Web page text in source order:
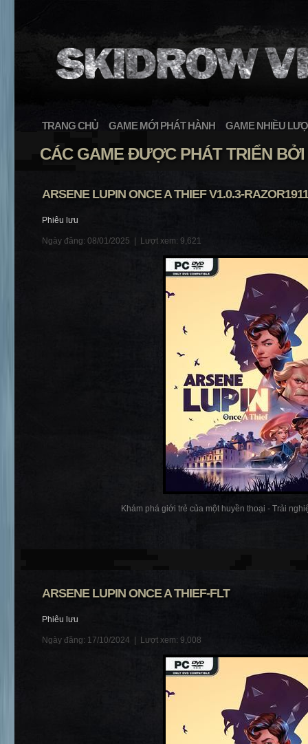
TRANG CHỦ GAME MỚI PHÁT HÀNH GAME NHIỀU
CÁC GAME ĐƯỢC PHÁT TRIỂN
ARSENE LUPIN ONCE A THIEF V1.0.3-RAZOR1911
Phiêu lưu
Ngày đăng: 08/01/2025 | Lượt xem: 9,621
Khám phá giới trẻ của một huyền thoại - Trải
ARSENE LUPIN ONCE A THIEF-FLT
Phiêu lưu
Ngày đăng: 17/10/2024 | Lượt xem: 9,008